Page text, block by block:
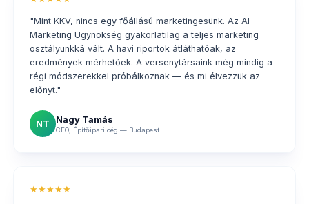
"Mint KKV, nincs egy főállású marketingesünk. Az AI
Marketing Ügynökség gyakorlatilag a teljes marketing
osztályunkká vált. A havi riportok átláthatóak, az
eredmények mérhetőek. A versenytársaink még mindig a
régi módszerekkel próbálkoznak — és mi élvezzük az
előnyt."
NT Nagy Tamás
CEO, Építőipari cég — Budapest
★★★★★